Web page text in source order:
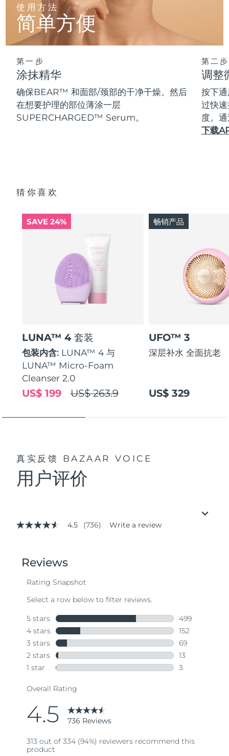
使用方法
简单方便
第一步
涂抹精华
确保BEAR™ 和面部/颈部的干净干燥。然后
在想要护理的部位薄涂一层
SUPERCHARGED™ Serum。
第二步
调整
按下
过快
度。
下载
猜你喜欢
SAVE 24%
LUNA™ 4 套装
包装内含: LUNA™ 4 与
LUNA™ Micro-Foam
Cleanser 2.0
US$ 263.9
US$ 199
UFO™ 3
深层补水 全面抗老
US$ 329
畅销产品
真实反馈 BAZAAR VOICE
用户评价
4.5
stars,
average
value.
736
Same
page
link.
4.5 (736) Write a review